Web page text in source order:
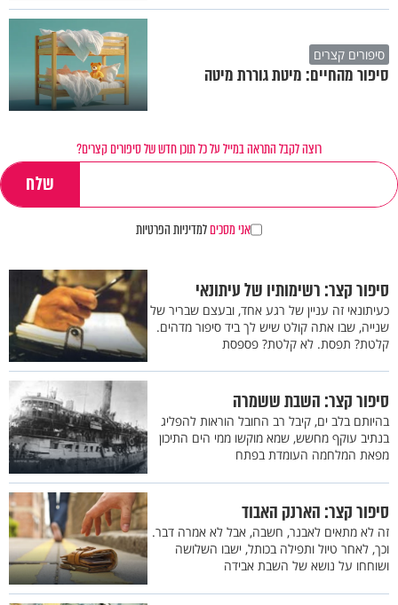
סיפורים קצרים
סיפור מהחיים: מיטת גוררת מיטה
רוצה לקבל התראה במייל על כל תוכן חדש של סיפורים קצרים?
אני מסכיםלמדיניות הפרטיות
סיפור קצר: רשימותיו של עיתונאי
כעיתונאי זה עניין של רגע אחד, ובעצם שבריר של
שנייה, שבו אתה קולט שיש לך ביד סיפור מדהים.
קלטת? תפסת. לא קלטת? פספסת
סיפור קצר: השבת ששמרה
בהיותם בלב ים, קיבל רב החובל הוראות להפליג
בנתיב עוקף מחשש, שמא מוקשו ממי הים התיכון
מפאת המלחמה העומדת בפתח
סיפור קצר: הארנק האבוד
זה לא מתאים לאבנר, חשבה, אבל לא אמרה דבר.
וכך, לאחר טיול ותפילה בכותל, ישבו השלושה
ושוחחו על נושא של השבת אבידה